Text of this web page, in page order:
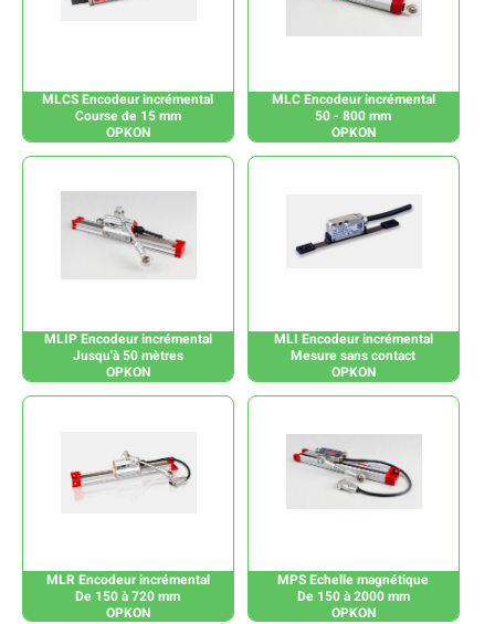
MLCS Encodeur incrémental
Course de 15 mm
OPKON
MLC Encodeur incrémental
50 - 800 mm
OPKON
MLIP Encodeur incrémental
Jusqu'à 50 mètres
OPKON
MLI Encodeur incrémental
Mesure sans contact
OPKON
MLR Encodeur incrémental
De 150 à 720 mm
OPKON
MPS Echelle magnétique
De 150 à 2000 mm
OPKON